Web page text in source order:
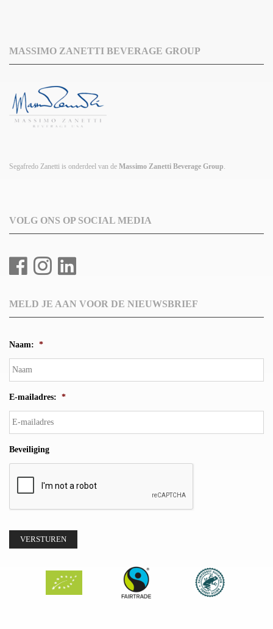
MASSIMO ZANETTI BEVERAGE GROUP
Segafredo Zanetti is onderdeel van de Massimo Zanetti Beverage Group.
VOLG ONS OP SOCIAL MEDIA
MELD JE AAN VOOR DE NIEUWSBRIEF
Naam: *
E-mailadres: *
Beveiliging
VERSTUREN